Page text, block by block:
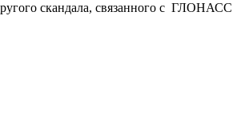
скандала, связанного с